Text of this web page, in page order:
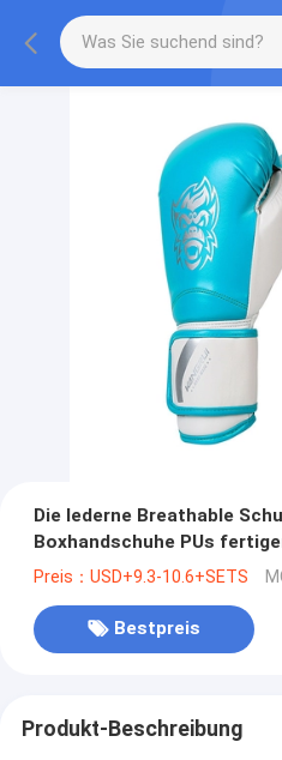
Die lederne Breathable
Boxhandschuhe PUs
Preis：USD+9.3-10.6+SETS
Bestpreis
Produkt-Beschreibung